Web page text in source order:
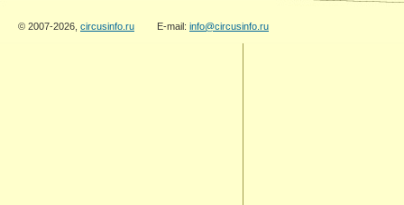
© 2007-2026, circusinfo.ru E-mail: info@circusinfo.ru